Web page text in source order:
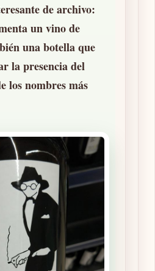
de archivo:
un vino de
una botella que
la presencia del
los nombres más